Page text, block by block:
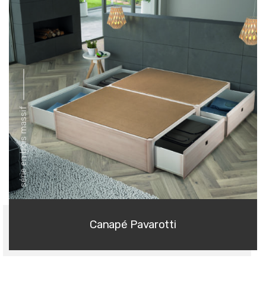
série en bois massif
Canapé Pavarotti